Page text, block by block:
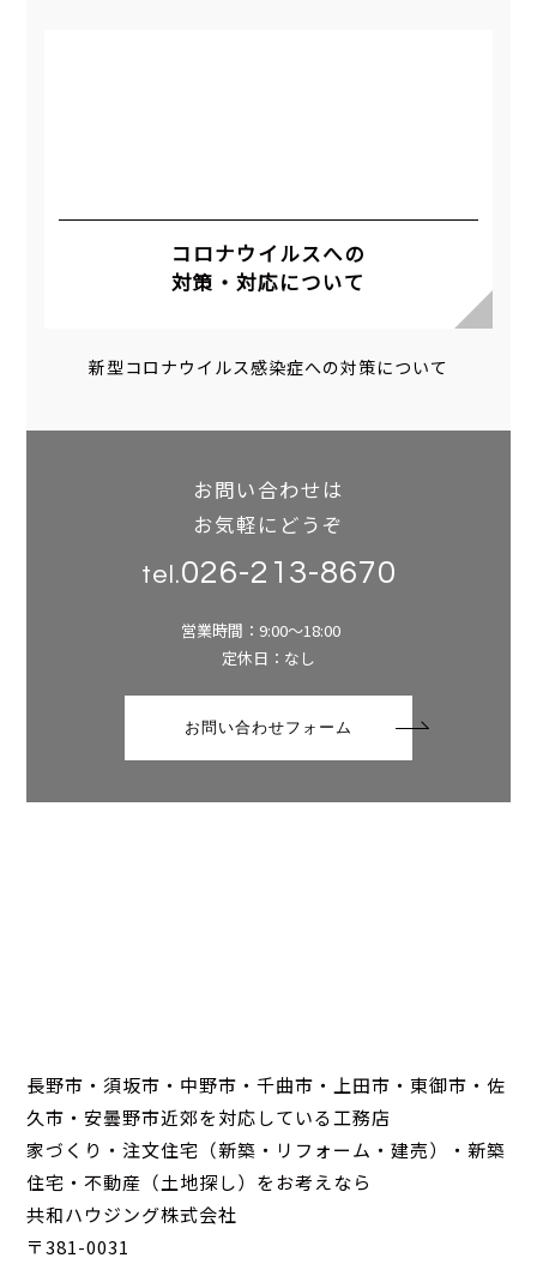
コロナウイルスへの
対策・対応について
新型コロナウイルス感染症への対策について
お問い合わせは
お気軽にどうぞ
tel.026-213-8670
営業時間：9:00～18:00
定休日：なし
お問い合わせフォーム
長野市・須坂市・中野市・千曲市・上田市・東御市・佐
久市・安曇野市近郊を対応している工務店
家づくり・注文住宅（新築・リフォーム・建売）・新築
住宅・不動産（土地探し）をお考えなら
共和ハウジング株式会社
〒381-0031